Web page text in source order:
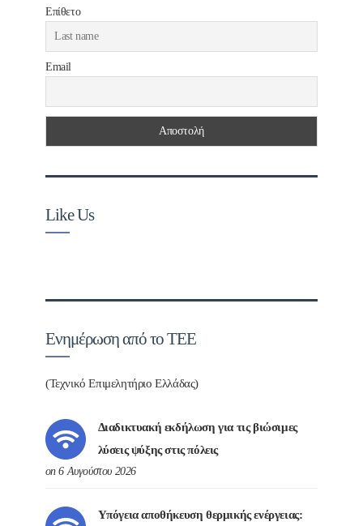
Επίθετο
Email
Like Us
Ενημέρωση από το ΤΕΕ
(Τεχνικό Επιμελητήριο Ελλάδας)
Διαδικτυακή εκδήλωση για τις βιώσιμες
λύσεις ψύξης στις πόλεις
on 6 Αυγούστου 2026
Υπόγεια αποθήκευση θερμικής ενέργειας: